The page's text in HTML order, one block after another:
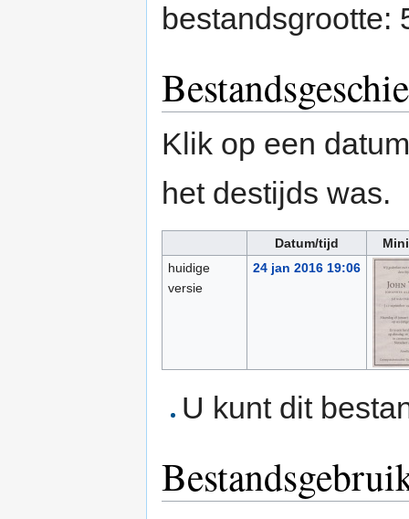
bestandsgrootte:
Klik op een
het destijds was.
Datum/tijd
huidige
versie
24 jan 2016 19:06
U kunt dit